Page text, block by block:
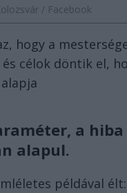
/ Facebook
hogy a
célok döntik el,
a hiba
alapul.
példával